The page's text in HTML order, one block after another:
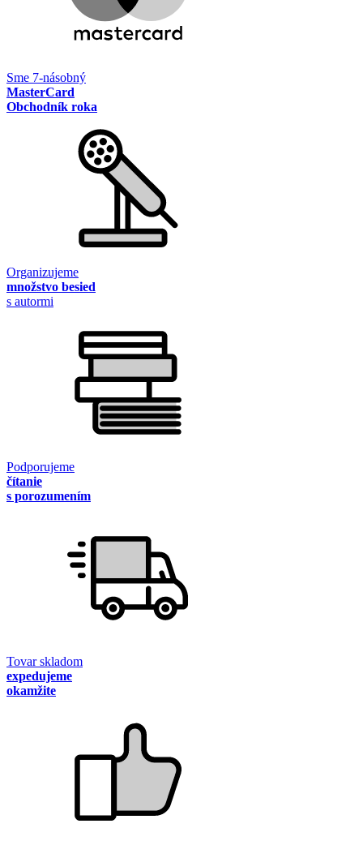
Sme 7-násobný
MasterCard
Obchodník roka
Organizujeme
množstvo besied
s autormi
Podporujeme
čítanie
s porozumením
Tovar skladom
expedujeme
okamžite